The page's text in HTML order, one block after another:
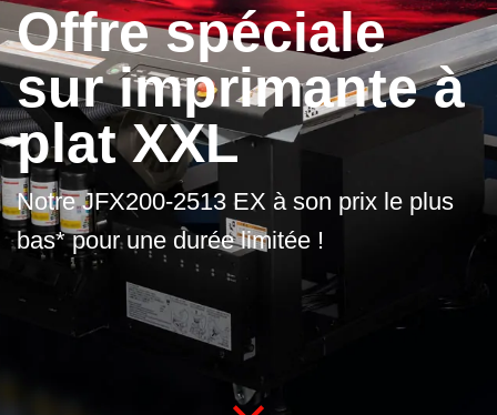
Offre spéciale
sur imprimante à
plat XXL
Notre JFX200-2513 EX à son prix le plus
bas* pour une durée limitée !